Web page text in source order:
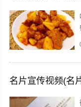
名片宣传视频(名